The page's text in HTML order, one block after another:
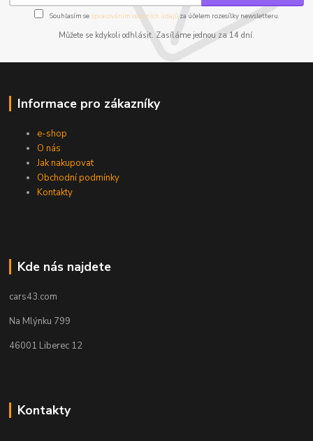
Souhlasím se zpracováním osobních údajůza účelem rozesílky newsletteru.
Můžete se kdykoli odhlásit. Zasíláme jednou za 14 dní.
Informace pro zákazníky
e-shop
O nás
Jak nakupovat
Obchodní podmínky
Kontakty
Kde nás najdete
cars43.com
Na Mlýnku 799
46001 Liberec 12
Kontakty